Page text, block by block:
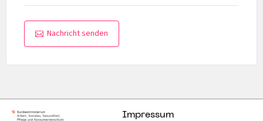
Nachricht senden
Impressum